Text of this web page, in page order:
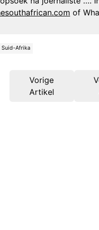
of
Suid-Afrika
Vorige
Artikel